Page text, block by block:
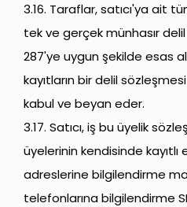
3.16. Taraflar, satıcı'ya ait
tek ve gerçek münhasır
287'ye uygun şekilde esas
kayıtların bir delil
kabul ve beyan eder.
3.17. Satıcı, iş bu üyelik
üyelerinin kendisinde
adreslerine bilgilendirme
telefonlarına bilgilendirme